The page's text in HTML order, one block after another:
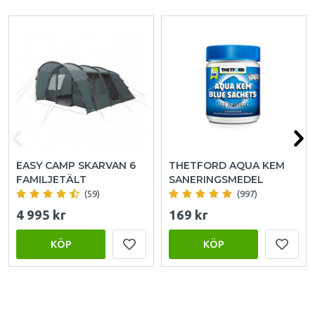
EASY CAMP SKARVAN 6
FAMILJETÄLT
(59)
4 995 kr
KÖP
THETFORD AQUA KEM
SANERINGSMEDEL
(997)
169 kr
KÖP